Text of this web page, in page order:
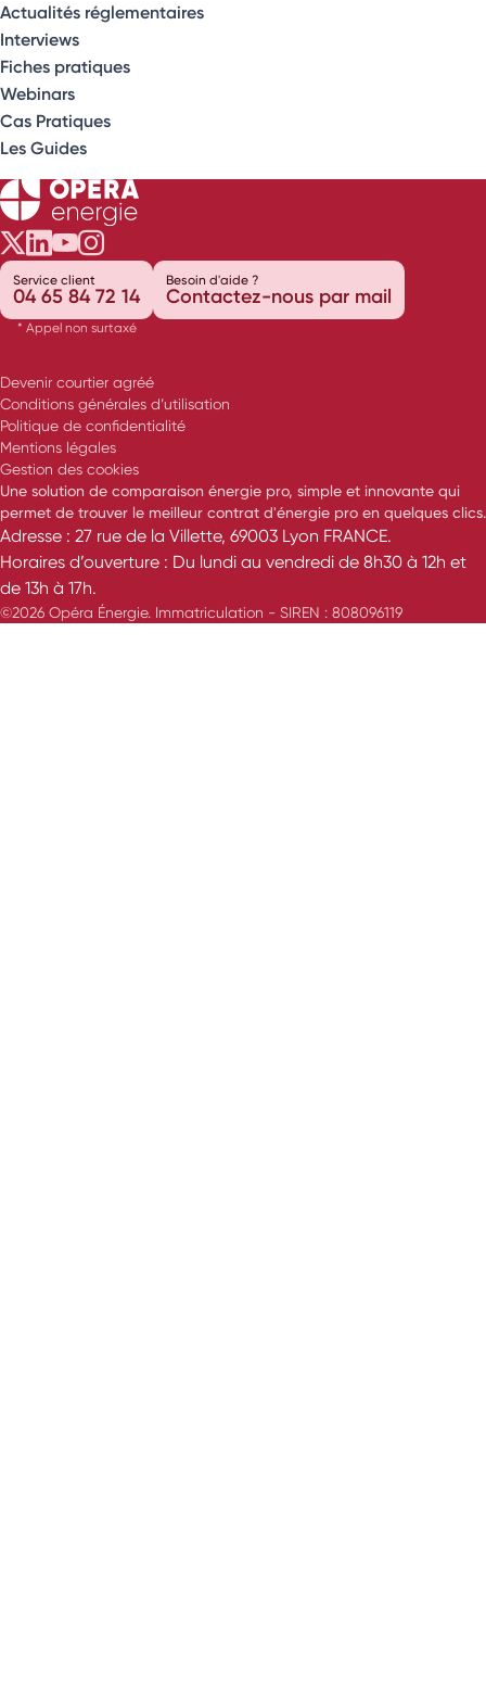
Actualités réglementaires
Interviews
Fiches pratiques
Webinars
Cas Pratiques
Les Guides
Opéra Énergie sur Twitter
Opéra Énergie sur LinkedIn
Opéra Énergie sur Youtube
Opéra Énergie sur Instagram
Service client
04 65 84 72 14
* Appel non surtaxé
Besoin d'aide ?
Contactez-nous par mail
Devenir courtier agréé
Conditions générales d’utilisation
Politique de confidentialité
Mentions légales
Gestion des cookies
Une solution de comparaison énergie pro, simple et innovante qui
permet de trouver le meilleur contrat d'énergie pro en quelques clics.
Adresse : 27 rue de la Villette, 69003 Lyon FRANCE.
Horaires d’ouverture : Du lundi au vendredi de 8h30 à 12h et
de 13h à 17h.
©2026 Opéra Énergie. Immatriculation - SIREN : 808096119